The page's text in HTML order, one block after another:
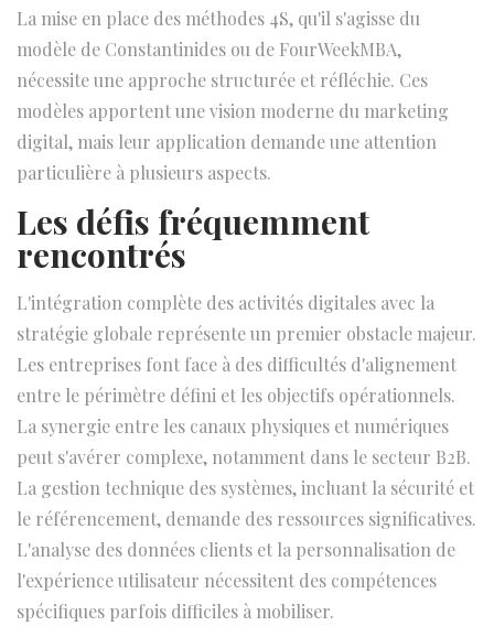
La mise en place des méthodes 4S, qu'il s'agisse du
modèle de Constantinides ou de FourWeekMBA,
nécessite une approche structurée et réfléchie. Ces
modèles apportent une vision moderne du marketing
digital, mais leur application demande une attention
particulière à plusieurs aspects.
Les défis fréquemment
rencontrés
L'intégration complète des activités digitales avec la
stratégie globale représente un premier obstacle majeur.
Les entreprises font face à des difficultés d'alignement
entre le périmètre défini et les objectifs opérationnels.
La synergie entre les canaux physiques et numériques
peut s'avérer complexe, notamment dans le secteur B2B.
La gestion technique des systèmes, incluant la sécurité et
le référencement, demande des ressources significatives.
L'analyse des données clients et la personnalisation de
l'expérience utilisateur nécessitent des compétences
spécifiques parfois difficiles à mobiliser.